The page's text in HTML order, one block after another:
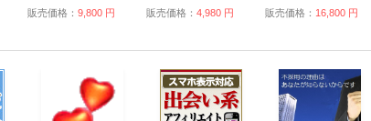
販売価格：9,800 円 販売価格： 4,980 円 販売価格： 16,800 円